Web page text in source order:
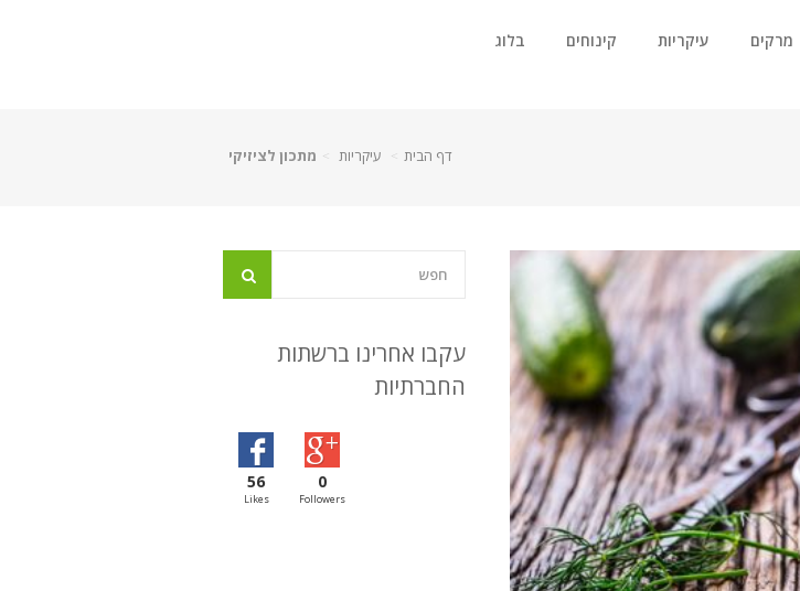
מרקים עיקריות קינוחים בלוג
דף הבית עיקריות מתכון לציזיקי
עקבו אחרינו ברשתות
החברתיות
56
Likes
0
Followers